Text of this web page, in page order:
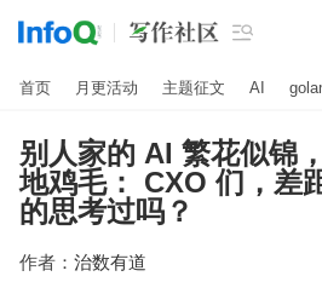

首页 月更活动 主题征文 AI
别人家的 AI 繁花似锦
地鸡毛： CXO 们，差
的思考过吗？
作者： 治数有道